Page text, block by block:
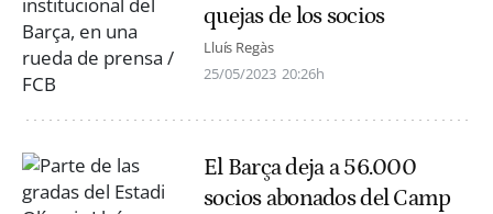
quejas de los socios
Lluís Regàs
25/05/2023 20:26h
El Barça deja a 56.000
socios abonados del Camp